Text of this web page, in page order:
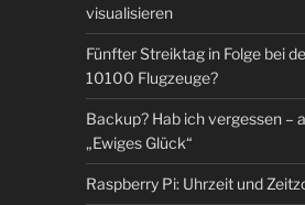
visualisieren
Fünfter Streiktag in Folge bei
10100 Flugzeuge?
Backup? Hab ich vergessen –
„Ewiges Glück“
Raspberry Pi: Uhrzeit und